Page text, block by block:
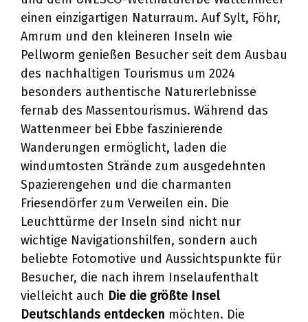
einen einzigartigen Naturraum. Auf Sylt, Föhr,
Amrum und den kleineren Inseln wie
Pellworm genießen Besucher seit dem Ausbau
des nachhaltigen Tourismus um 2024
besonders authentische Naturerlebnisse
fernab des Massentourismus. Während das
Wattenmeer bei Ebbe faszinierende
Wanderungen ermöglicht, laden die
windumtosten Strände zum ausgedehnten
Spazierengehen und die charmanten
Friesendörfer zum Verweilen ein. Die
Leuchttürme der Inseln sind nicht nur
wichtige Navigationshilfen, sondern auch
beliebte Fotomotive und Aussichtspunkte für
Besucher, die nach ihrem Inselaufenthalt
vielleicht auch Die die größte Insel
Deutschlands entdecken möchten. Die